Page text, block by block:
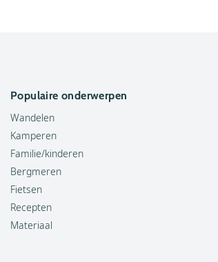
Populaire onderwerpen
Wandelen
Kamperen
Familie/kinderen
Bergmeren
Fietsen
Recepten
Materiaal